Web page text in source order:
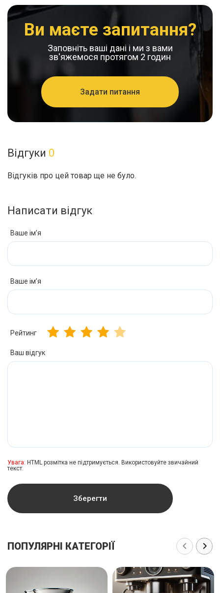
Ви маєте запитання?
Заповніть ваші дані і ми з вами
зв'яжемося протягом 2 годин
Задати питання
Відгуки 0
Відгуків про цей товар ще не було.
Написати відгук
Ваше ім’я
Ваше ім’я
Рейтинг
Ваш відгук
Увага: HTML розмітка не підтримується. Використовуйте звичайний
текст.
Зберегти
ПОПУЛЯРНІ КАТЕГОРІЇ